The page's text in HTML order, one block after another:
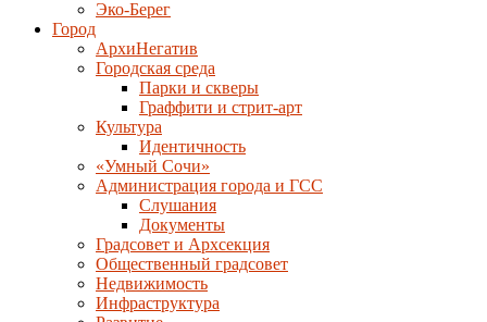
Эко-Берег
Город
АрхиНегатив
Городская среда
Парки и скверы
Граффити и стрит-арт
Культура
Идентичность
«Умный Сочи»
Администрация города и ГСС
Слушания
Документы
Градсовет и Архсекция
Общественный градсовет
Недвижимость
Инфраструктура